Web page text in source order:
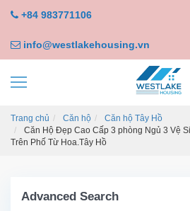
+84 983771106
info@westlakehousing.vn
Trang chủ Căn hộ
Căn hộ Tây Hồ
Căn Hộ Đẹp Cao Cấp 3 phòng Ngủ 3 Vệ
Trên Phố Từ Hoa.Tây Hồ
Advanced Search